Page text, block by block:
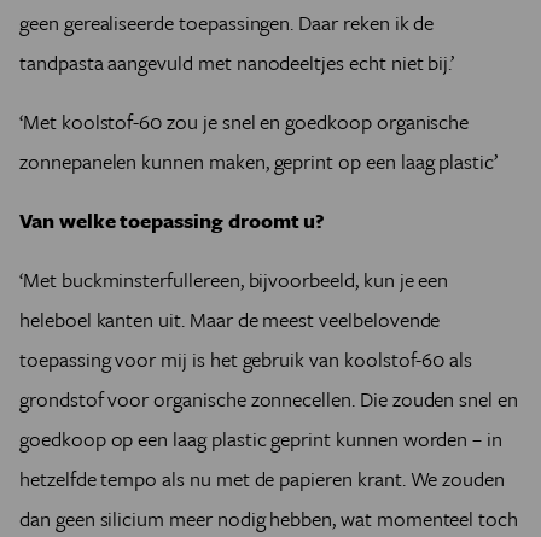
geen gerealiseerde toepassingen. Daar reken ik de
tandpasta aangevuld met nanodeeltjes echt niet bij.’
‘Met koolstof-60 zou je snel en goedkoop organische
zonnepanelen kunnen maken, geprint op een laag plastic’
Van welke toepassing droomt u?
‘Met buckminsterfullereen, bijvoorbeeld, kun je een
heleboel kanten uit. Maar de meest veelbelovende
toepassing voor mij is het gebruik van koolstof-60 als
grondstof voor organische zonnecellen. Die zouden snel en
goedkoop op een laag plastic geprint kunnen worden – in
hetzelfde tempo als nu met de papieren krant. We zouden
dan geen silicium meer nodig hebben, wat momenteel toch